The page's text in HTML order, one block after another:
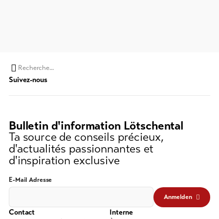
Chaine
de
recherche
moins
3
caractères)
Suivez-nous
Bulletin d'information Lötschental
Ta source de conseils précieux,
d'actualités passionnantes et
d'inspiration exclusive
E-Mail Adresse
Anmelden
Contact
Interne